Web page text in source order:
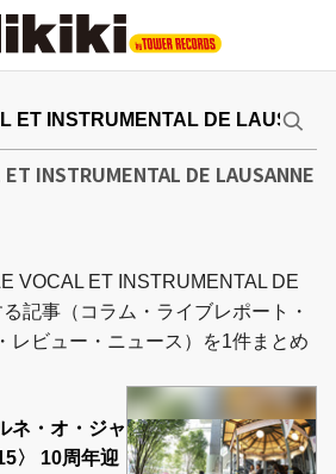
INSTRUMENTAL DE LAUSANNE
VOCAL ET INSTRUMENTAL DE
記事（コラム・ライブレポート・
レビュー・ニュース）を1件まとめ
ネ・オ・ジャ
〉 10周年迎